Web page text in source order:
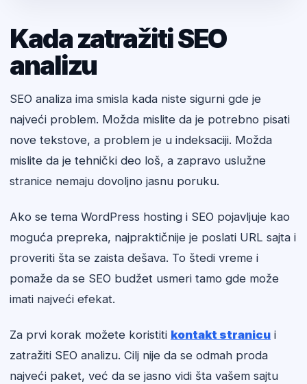
Kada zatražiti SEO
analizu
SEO analiza ima smisla kada niste sigurni gde je
najveći problem. Možda mislite da je potrebno pisati
nove tekstove, a problem je u indeksaciji. Možda
mislite da je tehnički deo loš, a zapravo uslužne
stranice nemaju dovoljno jasnu poruku.
Ako se tema WordPress hosting i SEO pojavljuje kao
moguća prepreka, najpraktičnije je poslati URL sajta i
proveriti šta se zaista dešava. To štedi vreme i
pomaže da se SEO budžet usmeri tamo gde može
imati najveći efekat.
Za prvi korak možete koristiti kontakt stranicu i
zatražiti SEO analizu. Cilj nije da se odmah proda
najveći paket, već da se jasno vidi šta vašem sajtu